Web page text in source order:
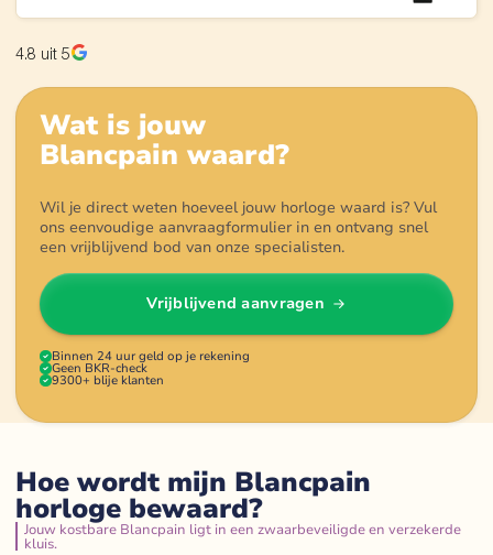
4.8 uit 5
Wat is jouw
Blancpain waard?
Wil je direct weten hoeveel jouw horloge waard is? Vul
ons eenvoudige aanvraagformulier in en ontvang snel
een vrijblijvend bod van onze specialisten.
Vrijblijvend aanvragen
Binnen 24 uur geld op je rekening
Geen BKR-check
9300+ blije klanten
Hoe wordt mijn Blancpain
horloge bewaard?
Jouw kostbare Blancpain ligt in een zwaarbeveiligde en verzekerde
kluis.